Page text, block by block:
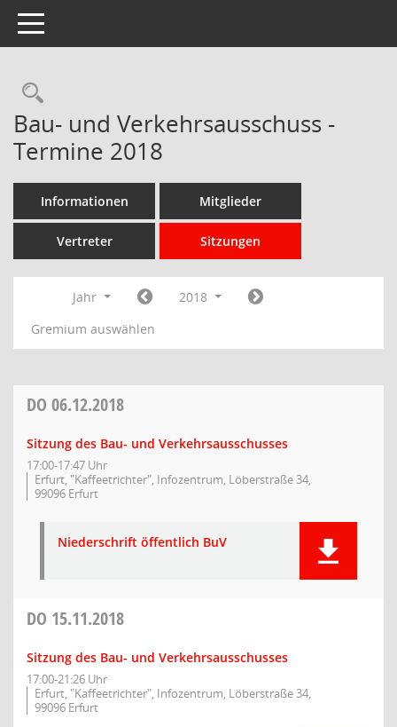
Toggle navigation
Rechercheauswahl
Bau- und Verkehrsausschuss -
Termine 2018
Informationen Mitglieder
Vertreter Sitzungen
Jahr
2018
Gremium auswählen
DO 06.12.2018
Sitzung des Bau- und Verkehrsausschusses
17:00-17:47 Uhr
Erfurt, "Kaffeetrichter", Infozentrum, Löberstraße 34,
99096 Erfurt
Niederschrift öffentlich BuV
DO 15.11.2018
Sitzung des Bau- und Verkehrsausschusses
17:00-21:26 Uhr
Erfurt, "Kaffeetrichter", Infozentrum, Löberstraße 34,
99096 Erfurt